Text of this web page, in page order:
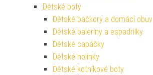
Dětské boty
Dětské bačkory a domácí obuv
Dětské baleríny a espadrilky
Dětské capáčky
Dětské holínky
Dětské kotníkové boty